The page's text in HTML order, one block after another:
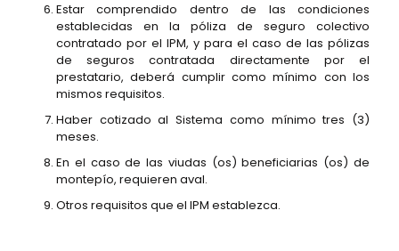
Estar comprendido dentro de las condiciones
establecidas en la póliza de seguro colectivo
contratado por el IPM, y para el caso de las pólizas
de seguros contratada directamente por el
prestatario, deberá cumplir como mínimo con los
mismos requisitos.
Haber cotizado al Sistema como mínimo tres (3)
meses.
En el caso de las viudas (os) beneficiarias (os) de
montepío, requieren aval.
Otros requisitos que el IPM establezca.